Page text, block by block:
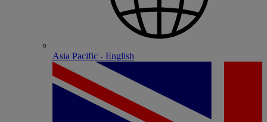
Asia Pacific - English